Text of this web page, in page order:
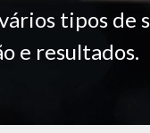
tipos de
e resultados.